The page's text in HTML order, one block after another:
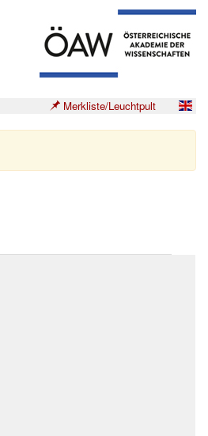
Merkliste/Leuchtpult